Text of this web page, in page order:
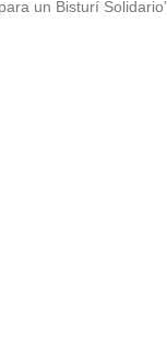
un Bisturí